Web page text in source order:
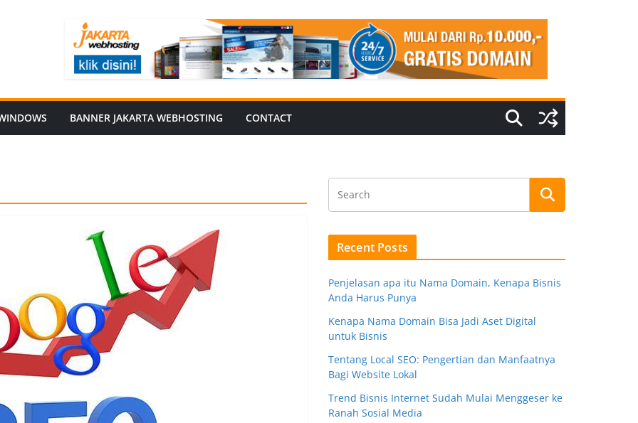
BANNER JAKARTA WEBHOSTING CONTACT
Recent Posts
Penjelasan apa itu Nama Domain, Kenapa Bisnis
Anda Harus Punya
Kenapa Nama Domain Bisa Jadi Aset Digital
untuk Bisnis
Tentang Local SEO: Pengertian dan Manfaatnya
Bagi Website Lokal
Trend Bisnis Internet Sudah Mulai Menggeser ke
Ranah Sosial Media